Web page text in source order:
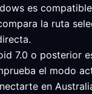
es
la ruta
7.0 o posterior
el modo
en